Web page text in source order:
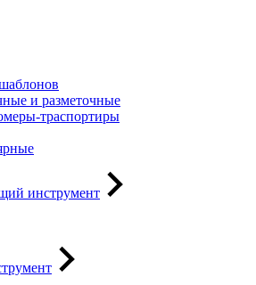
и разметочные
траспортиры
инструмент